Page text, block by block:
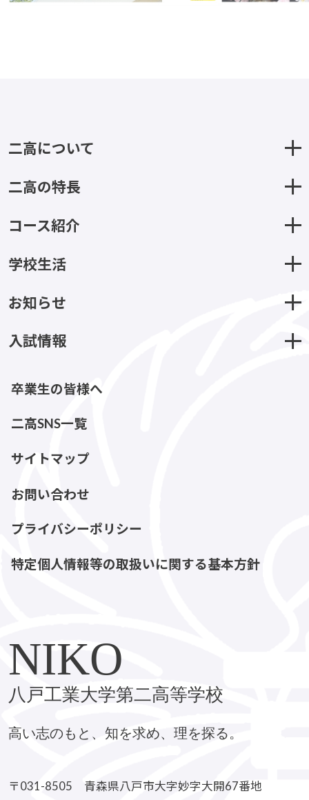
二高について
二高の特長
コース紹介
学校生活
お知らせ
入試情報
卒業生の皆様へ
二高SNS一覧
サイトマップ
お問い合わせ
プライバシーポリシー
特定個人情報等の取扱いに関する基本方針
NIKO
八戸工業大学第二高等学校
高い志のもと、知を求め、理を探る。
〒031-8505 青森県八戸市大字妙字大開67番地